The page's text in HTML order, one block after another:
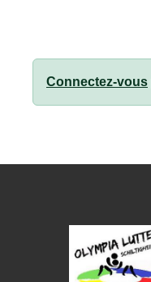
Connectez-vous